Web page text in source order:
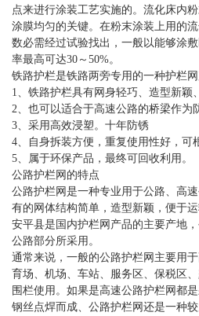
点来进行涂装工艺实施的。流化床内
涂膜均匀的关键。在粉末涂装上用的
数必需经过试验找出，一般以能够涂
率最高可达30～50%。
铁路护栏是铁路两旁专用的一种护栏
1、铁路护栏具有网身轻巧、造型新颖
2、也可以适合于高速公路的桥梁作为
3、采用高效浸塑。十年防锈
4、自身拆装方便，重复使用性好，可
5、属于环保产品，最终可回收利用。
公路护栏网的特点
公路护栏网是一种专业用于公路、高
有的网体结构简单，造型新颖，便于
安平县是国内护栏网产品的主要产地
公路部分所采用。
通常来说，一般的公路护栏网主要用
育场、机场、车站、服务区、保税区
围栏使用。如果是高速公路护栏网都
钢丝点焊而成、公路护栏网还是一种